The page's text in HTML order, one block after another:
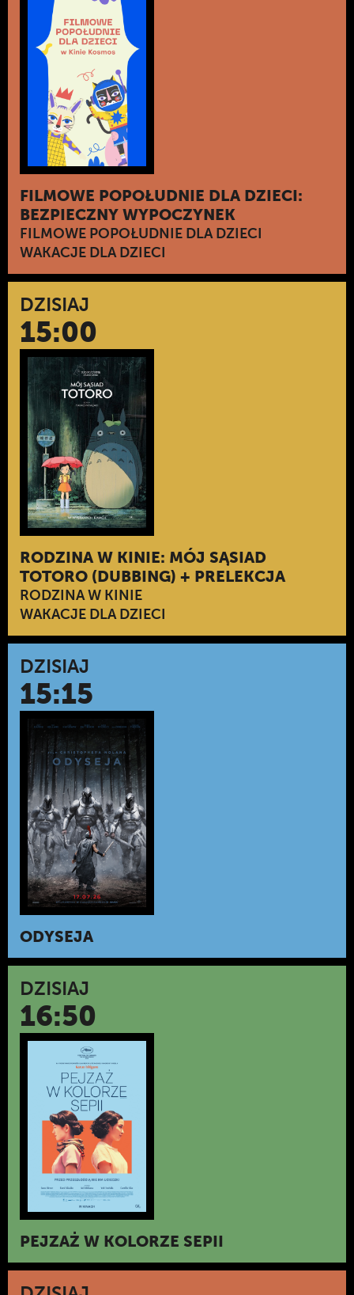
FILMOWE POPOŁUDNIE DLA DZIECI:
BEZPIECZNY WYPOCZYNEK
FILMOWE POPOŁUDNIE DLA DZIECI
WAKACJE DLA DZIECI
DZISIAJ
15:00
RODZINA W KINIE: MÓJ SĄSIAD
TOTORO (DUBBING) + PRELEKCJA
RODZINA W KINIE
WAKACJE DLA DZIECI
DZISIAJ
15:15
ODYSEJA
DZISIAJ
16:50
PEJZAŻ W KOLORZE SEPII